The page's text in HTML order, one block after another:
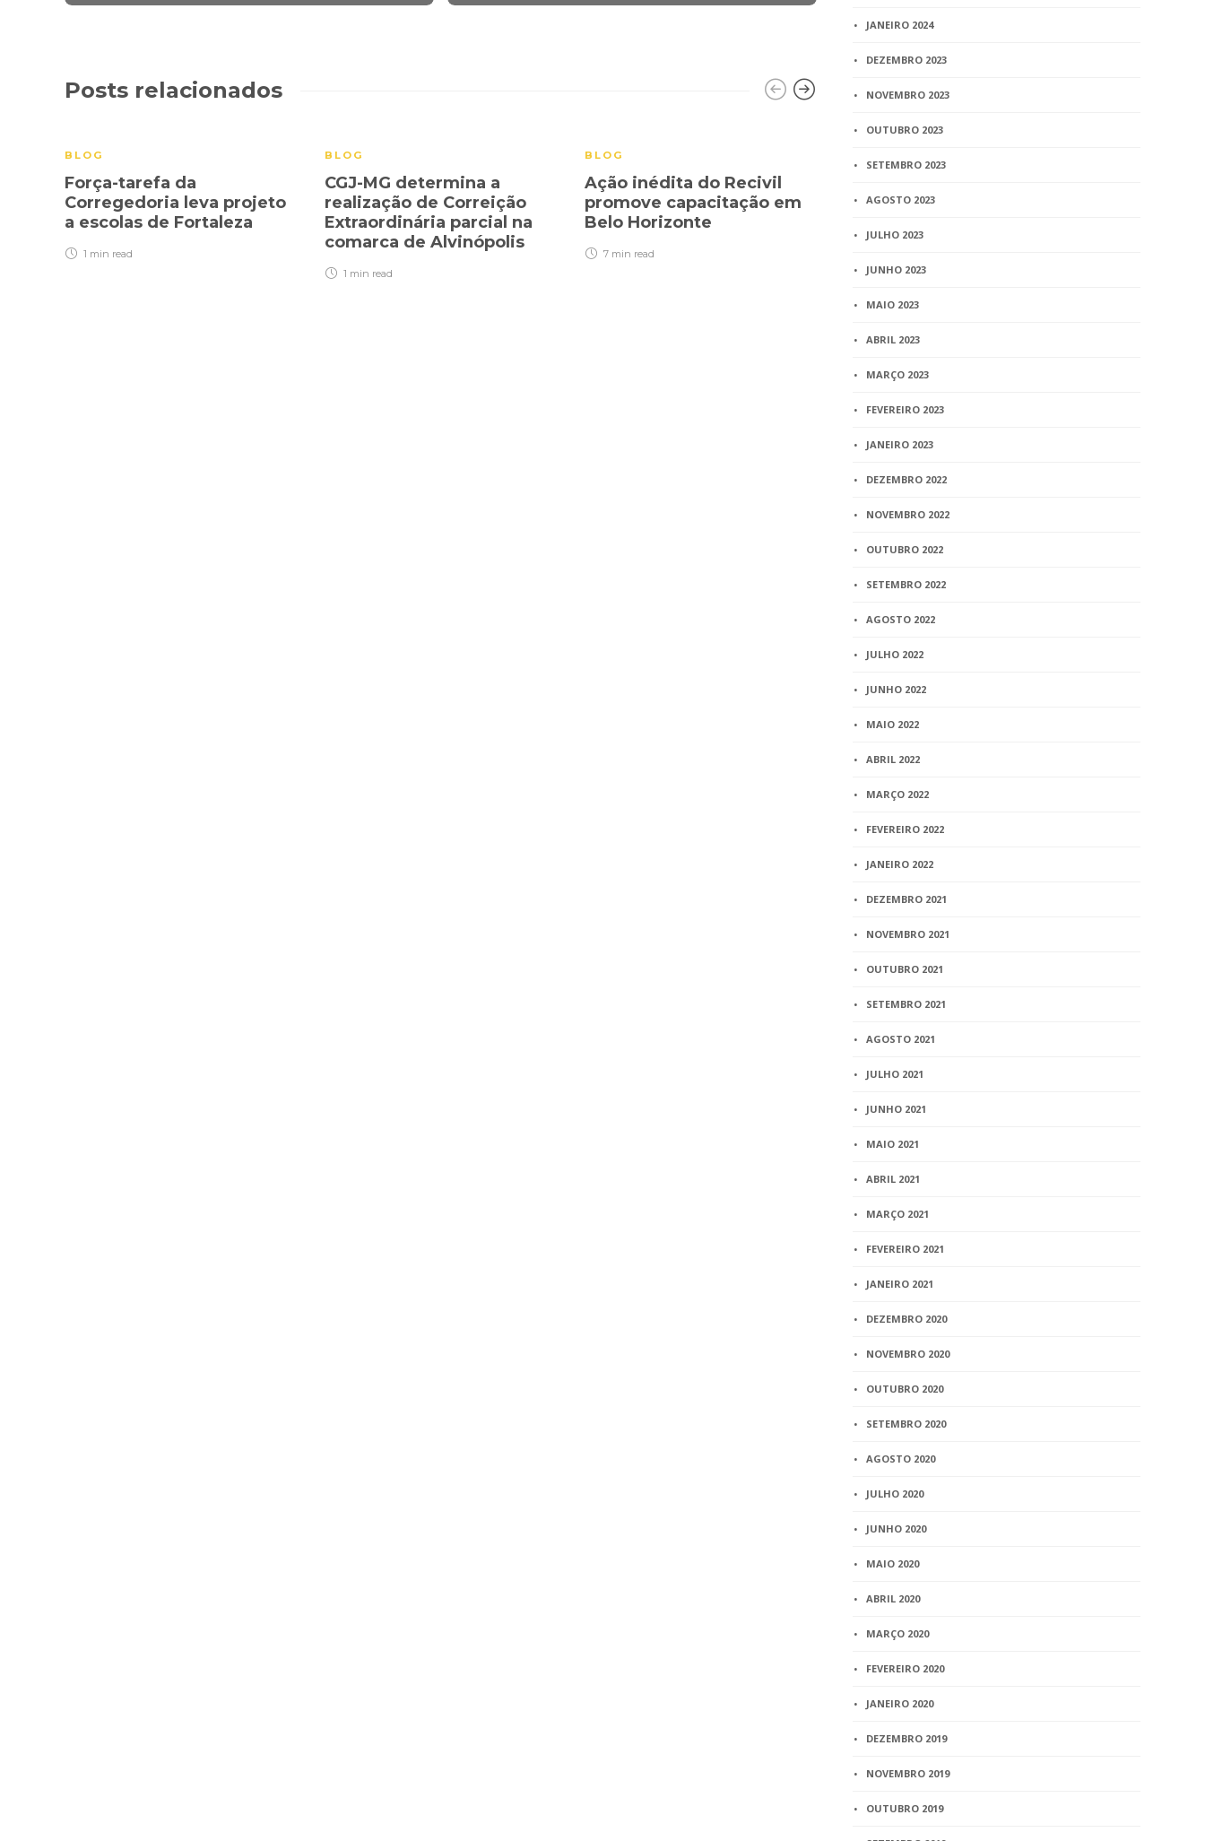
Posts relacionados
BLOG
Força-tarefa da
Corregedoria leva projeto
a escolas de Fortaleza
1 min read
BLOG
CGJ-MG determina a
realização de Correição
Extraordinária parcial na
comarca de Alvinópolis
1 min read
BLOG
Ação inédita do Recivil
promove capacitação em
Belo Horizonte
7 min read
Ibdfam falam ao Fantástico
JANEIRO 2024
DEZEMBRO 2023
NOVEMBRO 2023
OUTUBRO 2023
SETEMBRO 2023
AGOSTO 2023
JULHO 2023
JUNHO 2023
MAIO 2023
ABRIL 2023
MARÇO 2023
FEVEREIRO 2023
JANEIRO 2023
DEZEMBRO 2022
NOVEMBRO 2022
OUTUBRO 2022
SETEMBRO 2022
AGOSTO 2022
JULHO 2022
JUNHO 2022
MAIO 2022
ABRIL 2022
MARÇO 2022
FEVEREIRO 2022
JANEIRO 2022
DEZEMBRO 2021
NOVEMBRO 2021
OUTUBRO 2021
SETEMBRO 2021
AGOSTO 2021
JULHO 2021
JUNHO 2021
MAIO 2021
ABRIL 2021
MARÇO 2021
FEVEREIRO 2021
JANEIRO 2021
DEZEMBRO 2020
NOVEMBRO 2020
OUTUBRO 2020
SETEMBRO 2020
AGOSTO 2020
JULHO 2020
JUNHO 2020
MAIO 2020
ABRIL 2020
MARÇO 2020
FEVEREIRO 2020
JANEIRO 2020
DEZEMBRO 2019
NOVEMBRO 2019
OUTUBRO 2019